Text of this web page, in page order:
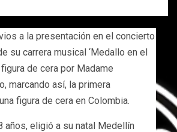
a la presentación en el concierto
su carrera musical ‘Medallo en el
figura de cera por Madame
marcando así, la primera
figura de cera en Colombia.
años, eligió a su natal Medellín